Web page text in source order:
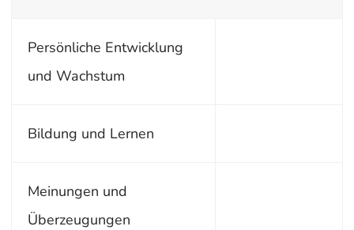
Persönliche Entwicklung
und Wachstum
Bildung und Lernen
Meinungen und
Überzeugungen